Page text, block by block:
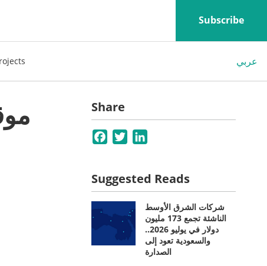
Subscribe
عربي
Share
Facebook
Twitter
Suggested Reads
شركات الشرق الأوسط
الناشئة تجمع 173 مليون
دولار في يوليو 2026..
والسعودية تعود إلى
الصدارة